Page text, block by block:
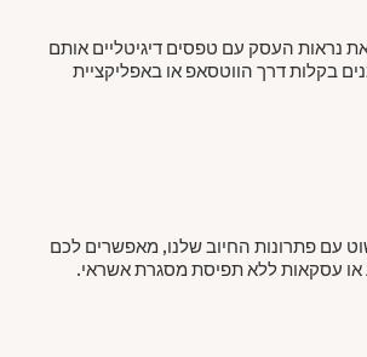
עם פתרונות החיוב שלנו, מאפשרים לכם
עסקאות ללא תפיסת מסגרת אשראי.
את נראות העסק עם טפסים דיגיטליים אותם
בקלות דרך הווטסאפ או באפליקציית